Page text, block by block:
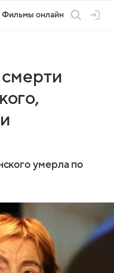
Фильмы онлайн
умерла по